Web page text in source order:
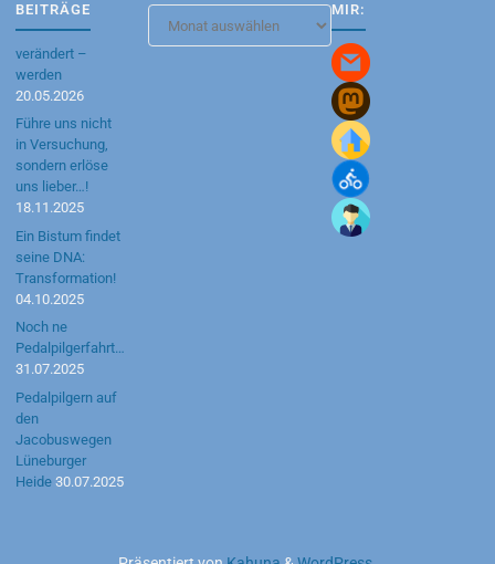
BEITRÄGE
verändert –
werden
20.05.2026
Führe uns nicht
in Versuchung,
sondern erlöse
uns lieber…!
18.11.2025
Ein Bistum findet
seine DNA:
Transformation!
04.10.2025
Noch ne
Pedalpilgerfahrt…
31.07.2025
Pedalpilgern auf
den
Jacobuswegen
Lüneburger
Heide 30.07.2025
Archiv
MIR: